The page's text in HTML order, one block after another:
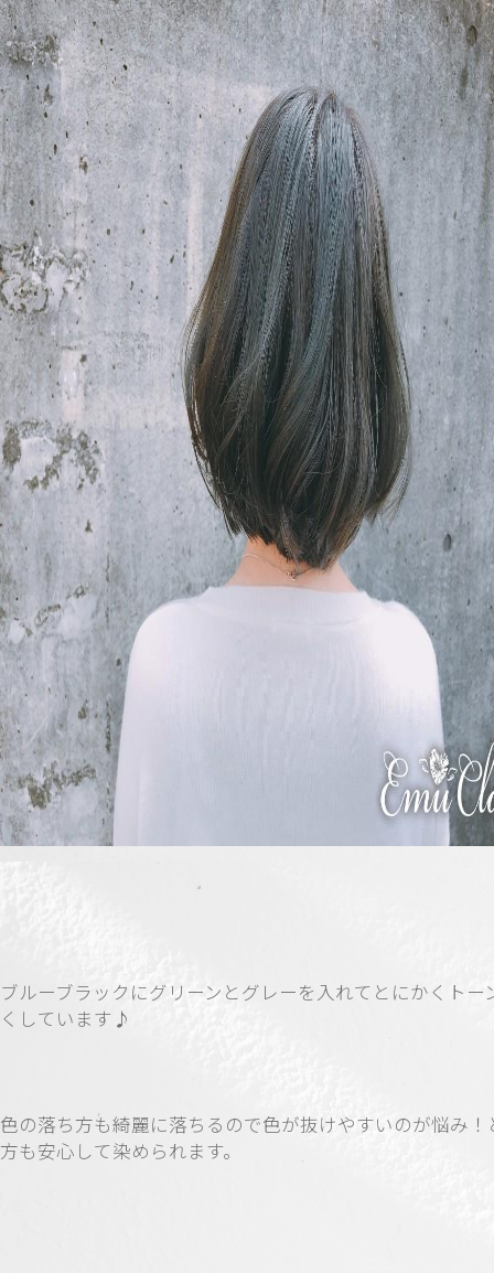
ブルーブラックにグリーンとグレーを入れてとにかくトー
くしています♪
色の落ち方も綺麗に落ちるので色が抜けやすいのが悩み！
方も安心して染められます。